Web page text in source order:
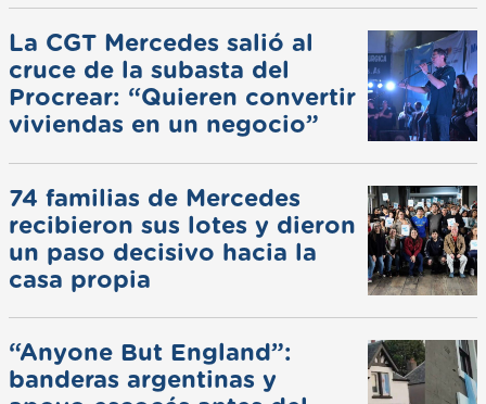
La CGT Mercedes salió al
cruce de la subasta del
Procrear: “Quieren convertir
viviendas en un negocio”
74 familias de Mercedes
recibieron sus lotes y dieron
un paso decisivo hacia la
casa propia
“Anyone But England”:
banderas argentinas y